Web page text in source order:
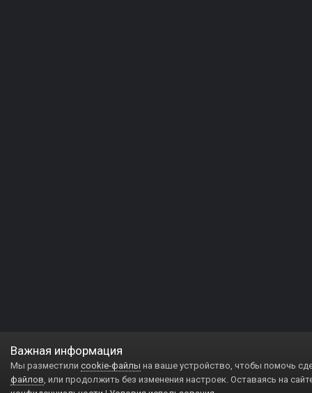
Важная информация
Мы разместили cookie-файлы на ваше устройство, чтобы помочь
файлов, или продолжить без изменения настроек. Оставаясь на